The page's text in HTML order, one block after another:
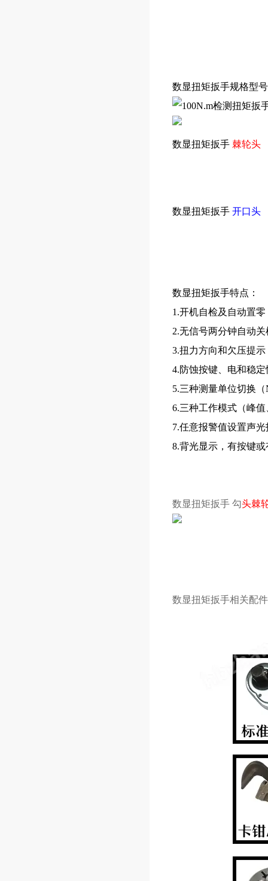
数显扭矩扳手规格型号
数显扭矩扳手 棘轮头
数显扭矩扳手 开口头
数显扭矩扳手特点：
1.开机自检及自动置
2.无信号两分钟自动
3.扭力方向和欠压提示
4.防蚀按键、电和稳
5.三种测量单位切换
6.三种工作模式（峰
7.任意报警值设置声
8.背光显示，有按键
数显扭矩扳手 勾头棘
数显扭矩扳手相关配件